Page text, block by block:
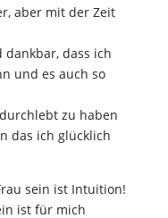
aber mit der Zeit
dass ich
und es auch so
zu haben
das ich glücklich
sein ist Intuition!
ist für mich